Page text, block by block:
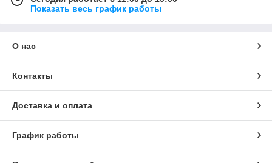
Показать весь график работы
О нас
Контакты
Доставка и оплата
График работы